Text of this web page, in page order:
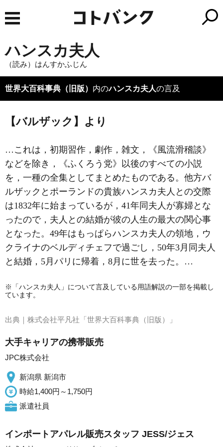
ハンスカ夫人
（読み）はんすかふじん
世界大百科事典（旧版） 内のハンスカ夫人の言及
【バルザック】より
…これは，初期習作，劇作，雑文，《風流滑稽談》
などを除き，《ふくろう党》以後のすべての小説
を，一種の全集としてまとめたものである。他方バ
ルザックとポーランドの貴族ハンスカ夫人との交際
は1832年に始まっているが，41年同夫人が寡婦とな
ったので，夫人との結婚が彼の人生の最大の関心事
となった。49年はもっぱらハンスカ夫人の領地，ウ
クライナのベルディチェフで過ごし，50年3月同夫人
と結婚，5月パリに帰着，8月に世を去った。…
※「ハンスカ夫人」について言及している用語解説の一部を掲載し
ています。
出典｜ 株式会社平凡社「世界大百科事典（旧版）」
大手キャリアの携帯販売
JPC株式会社
新潟県 新潟市
時給1,400円～1,750円
派遣社員
インポートアパレル販売スタッフ JESS/ジェス